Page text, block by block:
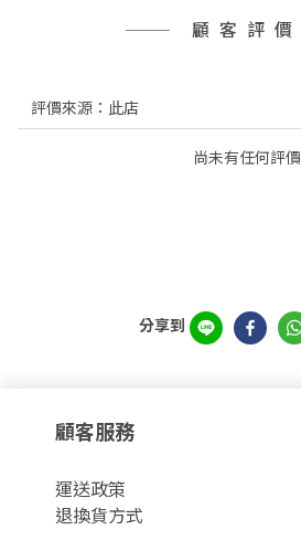
顧客評價
尚未有任何評價
分享到
顧客服務
運送政策
退換貨方式